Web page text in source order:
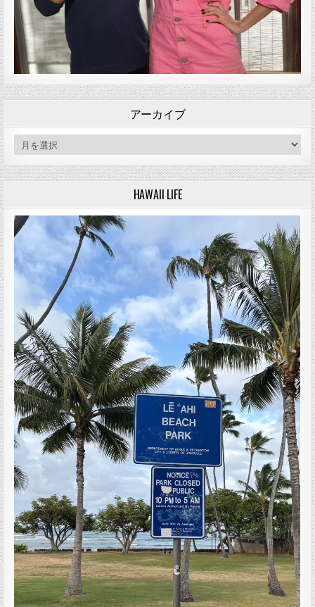
アーカイブ
アーカイブ
HAWAII LIFE